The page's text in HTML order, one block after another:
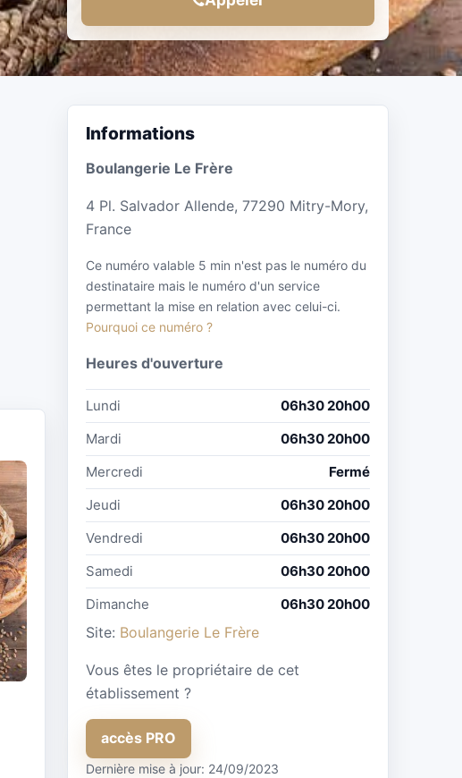
Informations
Boulangerie Le Frère
4 Pl. Salvador Allende, 77290 Mitry-Mory,
France
Ce numéro valable 5 min n'est pas le numéro du
destinataire mais le numéro d'un service
permettant la mise en relation avec celui-ci.
Pourquoi ce numéro ?
Heures d'ouverture
Lundi
06h30 20h00
Mardi
06h30 20h00
Mercredi
Fermé
Jeudi
06h30 20h00
Vendredi
06h30 20h00
Samedi
06h30 20h00
Dimanche
06h30 20h00
Site: Boulangerie Le Frère
Vous êtes le propriétaire de cet
établissement ?
accès PRO
Dernière mise à jour: 24/09/2023